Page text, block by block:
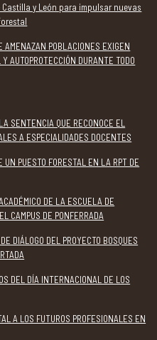
y León para impulsar nuevas
AMENAZAN POBLACIONES EXIGEN
AUTOPROTECCIÓN DURANTE TODO
SENTENCIA QUE RECONOCE EL
A ESPECIALIDADES DOCENTES
UN PUESTO FORESTAL EN LA RPT DE
DE LA ESCUELA DE
CAMPUS DE PONFERRADA
DIÁLOGO DEL PROYECTO BOSQUES
DEL DÍA INTERNACIONAL DE LOS
A LOS FUTUROS PROFESIONALES EN